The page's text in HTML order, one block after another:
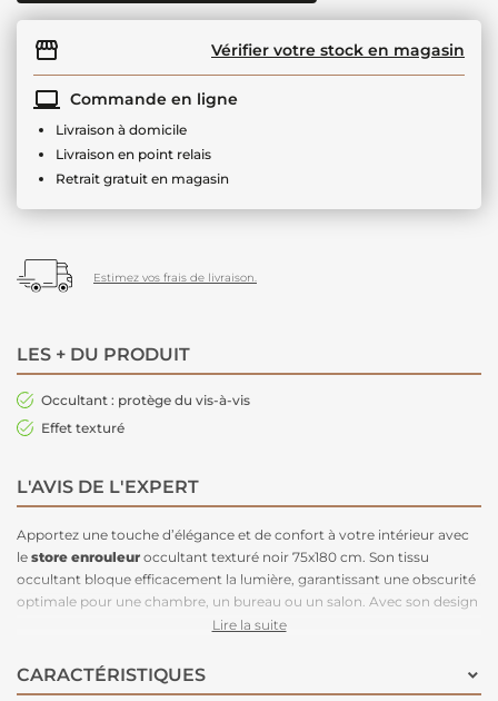
Vérifier votre stock en magasin
Commande en ligne
Livraison à domicile
Livraison en point relais
Retrait gratuit en magasin
Estimez vos frais de livraison.
LES + DU PRODUIT
Occultant : protège du vis-à-vis
Effet texturé
L'AVIS DE L'EXPERT
Apportez une touche d’élégance et de confort à votre intérieur avec
le store enrouleur occultant texturé noir 75x180 cm. Son tissu
occultant bloque efficacement la lumière, garantissant une obscurité
optimale pour une chambre, un bureau ou un salon. Avec son design
texturé et son coloris noir sophistiqué, il s’intègre facilement à tous
solution idéale pour préserver votre intimité tout en ajoutant une
touche moderne à vos fenêtres.
Lire la suite
CARACTÉRISTIQUES